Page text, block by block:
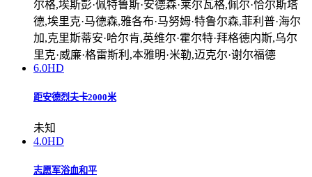
尔格,埃斯彭·佩特鲁斯·安德森·莱尔瓦格,佩尔·恰尔斯塔
德,埃里克·马德森,雅各布·马努姆·特鲁尔森,菲利普·海尔
加,克里斯蒂安·哈尔肯,英维尔·霍尔特·拜格德内斯,乌尔
里克·威廉·格雷斯利,本雅明·米勒,迈克尔·谢尔福德
6.0HD
距安德烈夫卡2000米
未知
4.0HD
志愿军浴血和平